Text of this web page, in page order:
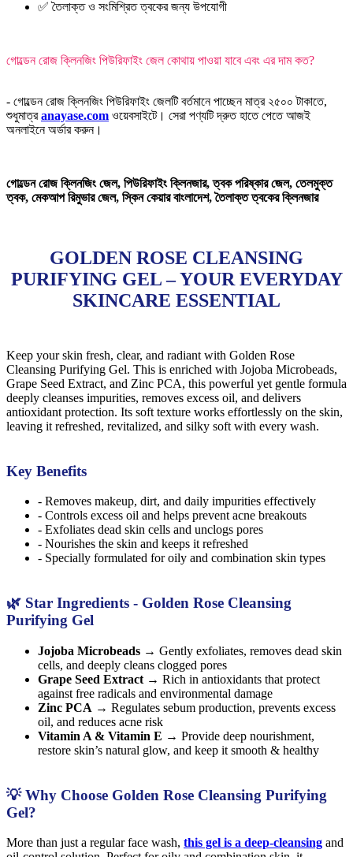
✅ তৈলাক্ত ও সংমিশ্রিত ত্বকের জন্য উপযোগী
গোল্ডেন রোজ ক্লিনজিং পিউরিফাইং জেল কোথায় পাওয়া যাবে এবং এর দাম কত?
- গোল্ডেন রোজ ক্লিনজিং পিউরিফাইং জেলটি বর্তমানে পাচ্ছেন মাত্র ২৫০০ টাকাতে,
শুধুমাত্রanayase.com ওয়েবসাইটে। সেরা পণ্যটি দ্রুত হাতে পেতে আজই
অনলাইনে অর্ডার করুন।
গোল্ডেন রোজ ক্লিনজিং জেল, পিউরিফাইং ক্লিনজার, ত্বক পরিষ্কার জেল, তেলমুক্ত
ত্বক, মেকআপ রিমুভার জেল, স্কিন কেয়ার বাংলাদেশ, তৈলাক্ত ত্বকের ক্লিনজার
GOLDEN ROSE CLEANSING
PURIFYING GEL – YOUR EVERYDAY
SKINCARE ESSENTIAL
Keep your skin fresh, clear, and radiant with Golden Rose
Cleansing Purifying Gel. This is enriched with Jojoba Microbeads,
Grape Seed Extract, and Zinc PCA, this powerful yet gentle formula
deeply cleanses impurities, removes excess oil, and delivers
antioxidant protection. Its soft texture works effortlessly on the skin,
leaving it refreshed, revitalized, and silky soft with every wash.
Key Benefits
- Removes makeup, dirt, and daily impurities effectively
- Controls excess oil and helps prevent acne breakouts
- Exfoliates dead skin cells and unclogs pores
- Nourishes the skin and keeps it refreshed
- Specially formulated for oily and combination skin types
🌿 Star Ingredients - Golden Rose Cleansing
Purifying Gel
Jojoba Microbeads → Gently exfoliates, removes dead skin
cells, and deeply cleans clogged pores
Grape Seed Extract → Rich in antioxidants that protect
against free radicals and environmental damage
Zinc PCA → Regulates sebum production, prevents excess
oil, and reduces acne risk
Vitamin A & Vitamin E → Provide deep nourishment,
restore skin’s natural glow, and keep it smooth & healthy
💡 Why Choose Golden Rose Cleansing Purifying
Gel?
More than just a regular face wash, this gel is a deep-cleansing and